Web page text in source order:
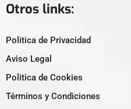
Otros links:
Politica de Privacidad
Aviso Legal
Politica de Cookies
Términos y Condiciones